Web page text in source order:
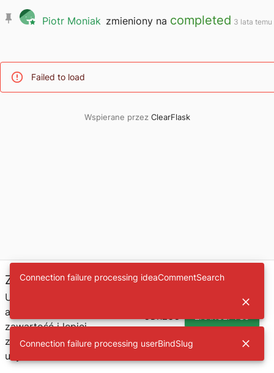
Zgoda na ciasteczko
Używamy plików cookie,
aby personalizować
zawartość i lepiej
zrozumieć naszych
użytkowników.
Piotr Moniak zmieniony na completed 3 lata temu
Failed to load
Wspierane przez ClearFlask
Connection failure processing userBindSlug
Connection failure processing ideaCommentSearch